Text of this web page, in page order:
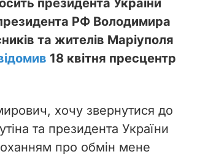
РФ Володимира
та жителів Маріуполя
18 квітня пресцентр
хочу звернутися до
та президента України
про обмін мене